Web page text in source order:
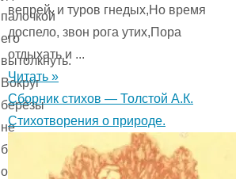
палочкой
его
вытолкнуть.
Вокруг
берёзы
не
было
орешника.
вепрей, и туров гнедых,Но время
доспело, звон рога утих,Пора
отдыхать и ...
Читать »
Сборник стихов — Толстой А.К.
Стихотворения о природе.